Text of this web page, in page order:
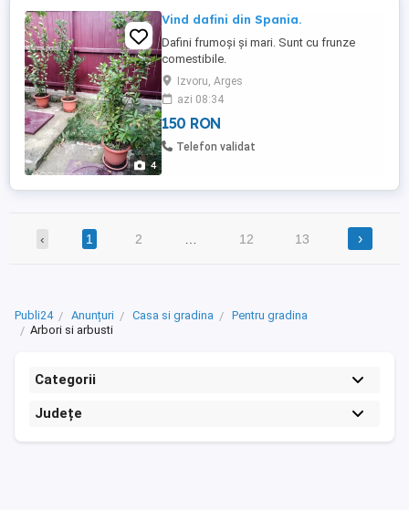
4
Vind dafini din Spania.
Dafini frumoși și mari. Sunt cu frunze
comestibile.
Izvoru, Arges
azi 08:34
150 RON
Telefon validat
‹ 1 2 12 13 ›
Publi24 Anunțuri Casa si gradina
Pentru gradina
Arbori si arbusti
Categorii
Județe